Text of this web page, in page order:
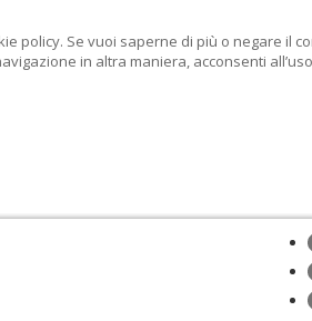
policy. Se vuoi saperne di più o negare il
in altra maniera, acconsenti